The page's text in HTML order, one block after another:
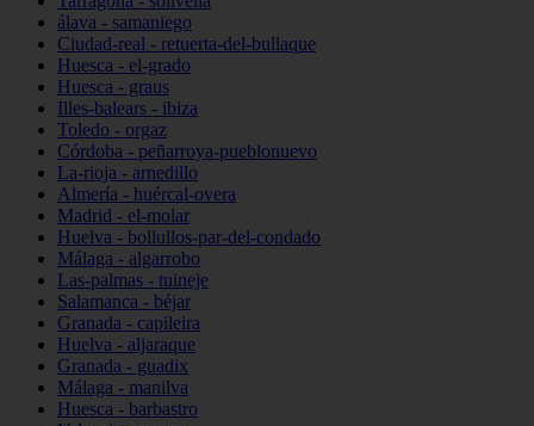
álava - samaniego
Ciudad-real - retuerta-del-bullaque
Huesca - el-grado
Huesca - graus
Illes-balears - ibiza
Toledo - orgaz
Córdoba - peñarroya-pueblonuevo
La-rioja - arnedillo
Almería - huércal-overa
Madrid - el-molar
Huelva - bollullos-par-del-condado
Málaga - algarrobo
Las-palmas - tuineje
Salamanca - béjar
Granada - capileira
Huelva - aljaraque
Granada - guadix
Málaga - manilva
Huesca - barbastro